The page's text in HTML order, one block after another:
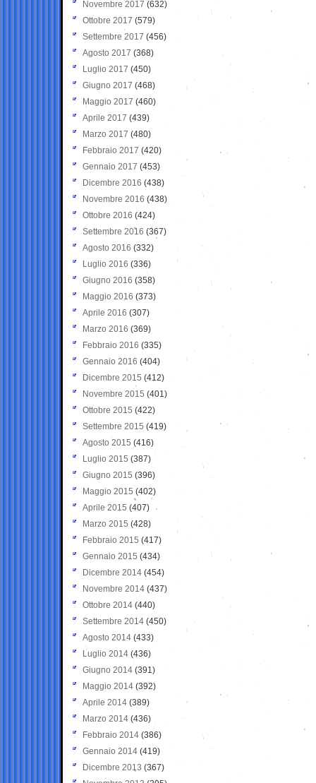
Novembre 2017 (632)
Ottobre 2017 (579)
Settembre 2017 (456)
Agosto 2017 (368)
Luglio 2017 (450)
Giugno 2017 (468)
Maggio 2017 (460)
Aprile 2017 (439)
Marzo 2017 (480)
Febbraio 2017 (420)
Gennaio 2017 (453)
Dicembre 2016 (438)
Novembre 2016 (438)
Ottobre 2016 (424)
Settembre 2016 (367)
Agosto 2016 (332)
Luglio 2016 (336)
Giugno 2016 (358)
Maggio 2016 (373)
Aprile 2016 (307)
Marzo 2016 (369)
Febbraio 2016 (335)
Gennaio 2016 (404)
Dicembre 2015 (412)
Novembre 2015 (401)
Ottobre 2015 (422)
Settembre 2015 (419)
Agosto 2015 (416)
Luglio 2015 (387)
Giugno 2015 (396)
Maggio 2015 (402)
Aprile 2015 (407)
Marzo 2015 (428)
Febbraio 2015 (417)
Gennaio 2015 (434)
Dicembre 2014 (454)
Novembre 2014 (437)
Ottobre 2014 (440)
Settembre 2014 (450)
Agosto 2014 (433)
Luglio 2014 (436)
Giugno 2014 (391)
Maggio 2014 (392)
Aprile 2014 (389)
Marzo 2014 (436)
Febbraio 2014 (386)
Gennaio 2014 (419)
Dicembre 2013 (367)